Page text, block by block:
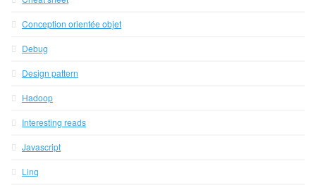
Conception orientée objet
Debug
Design pattern
Hadoop
Interesting reads
Javascript
Linq